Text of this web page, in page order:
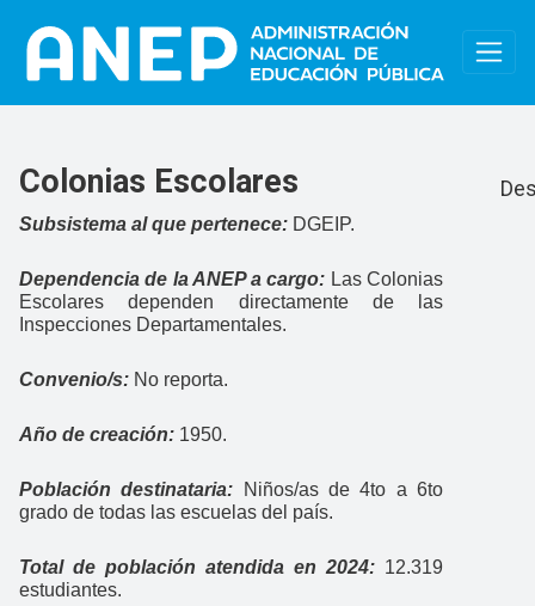
Colonias Escolares
Subsistema al que pertenece: DGEIP.
Dependencia de la ANEP a cargo: Las Colonias
Escolares dependen directamente de las
Inspecciones Departamentales.
Convenio/s: No reporta.
Año de creación: 1950.
Población destinataria:
Niños/as de 4to a 6to
grado de todas las escuelas del país.
Total de población atendida en 2024: 12.319
estudiantes.